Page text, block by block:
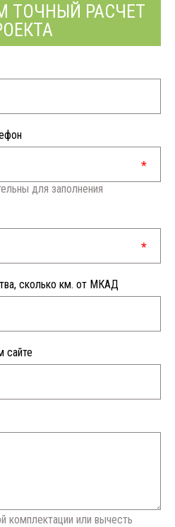
ТОЧНЫЙ РАСЧЕТ
для заполнения
сколько км. от МКАД
сайте
комплектации или вычесть